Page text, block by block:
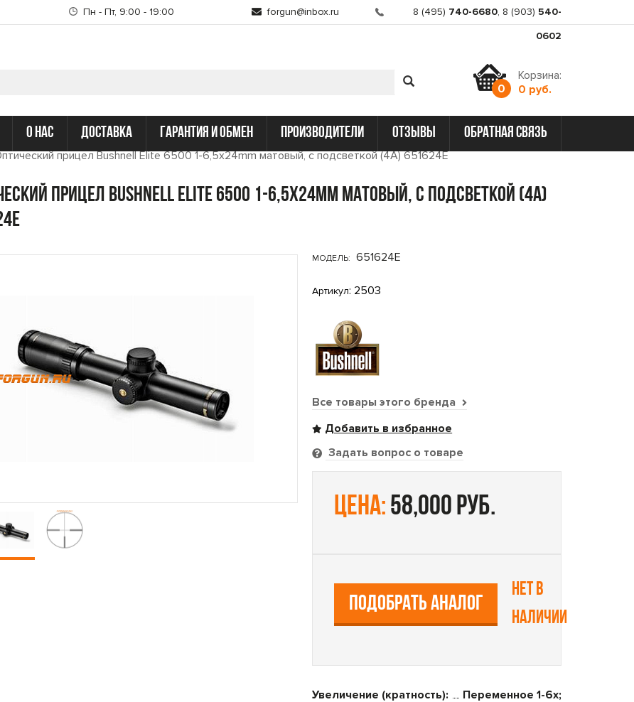
Пн - Пт, 9:00 - 19:00 forgun@inbox.ru 8 (495) 740-6680, 8 (903) 540-
0602
0
Корзина:
0 руб.
о нас доставка гарантия и обмен производители отзывы обратная связь
прицел Bushnell Elite 6500 1-6,5x24mm матовый, с подсветкой (4A) 651624E
прицел Bushnell Elite 6500 1-6,5x24mm матовый, с подсветкой (4A)
МОДЕЛЬ: 651624E
Артикул: 2503
Все товары этого бренда
Задать вопрос о товаре
цена: 58,000 руб.
ПОДОБРАТЬ АНАЛОГ
Нет в
наличии
Увеличение (кратность):
Переменное 1-6x;